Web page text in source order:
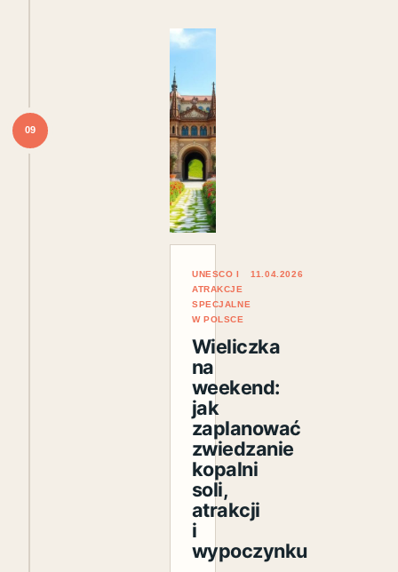
09
UNESCO I
ATRAKCJE
SPECJALNE
W POLSCE
11.04.2026
Wieliczka
na
weekend:
jak
zaplanować
zwiedzanie
kopalni
soli,
atrakcji
i
wypoczynku